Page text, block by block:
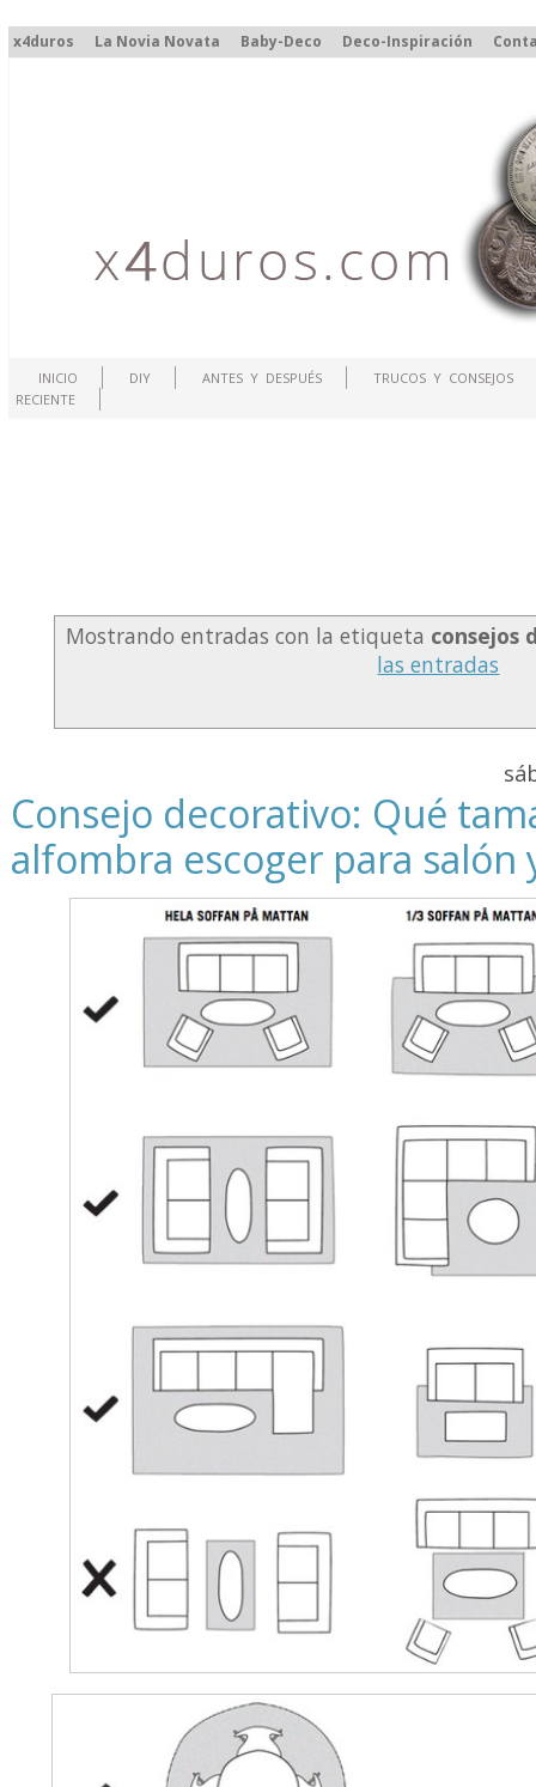
x4duros La Novia Novata Baby-Deco Deco-Inspiración
INICIO DIY ANTES Y DESPUÉS
TRUCOS Y CONSEJOS
RECIENTE
Mostrando entradas con la etiqueta consejos
las entradas
Consejo decorativo: Qué
alfombra escoger para salón